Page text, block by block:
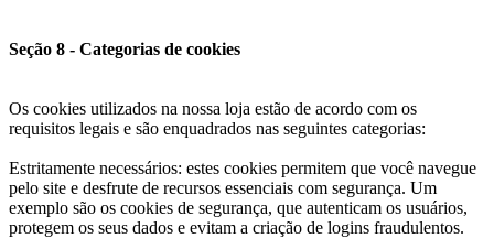
Seção 8 - Categorias de cookies
Os cookies utilizados na nossa loja estão de acordo com os
requisitos legais e são enquadrados nas seguintes categorias:
Estritamente necessários: estes cookies permitem que você navegue
pelo site e desfrute de recursos essenciais com segurança. Um
exemplo são os cookies de segurança, que autenticam os usuários,
protegem os seus dados e evitam a criação de logins fraudulentos.